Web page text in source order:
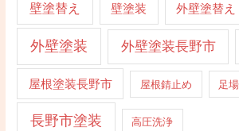
壁塗替え 壁塗装 外壁塗替え
外壁塗装 外壁塗装長野市
屋根塗装長野市 屋根錆止め 足場
長野市塗装 高圧洗浄